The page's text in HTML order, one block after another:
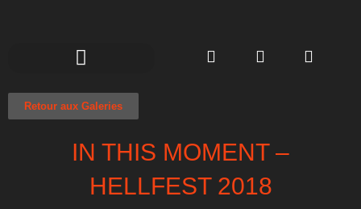
Retour aux Galeries
IN THIS MOMENT –
HELLFEST 2018